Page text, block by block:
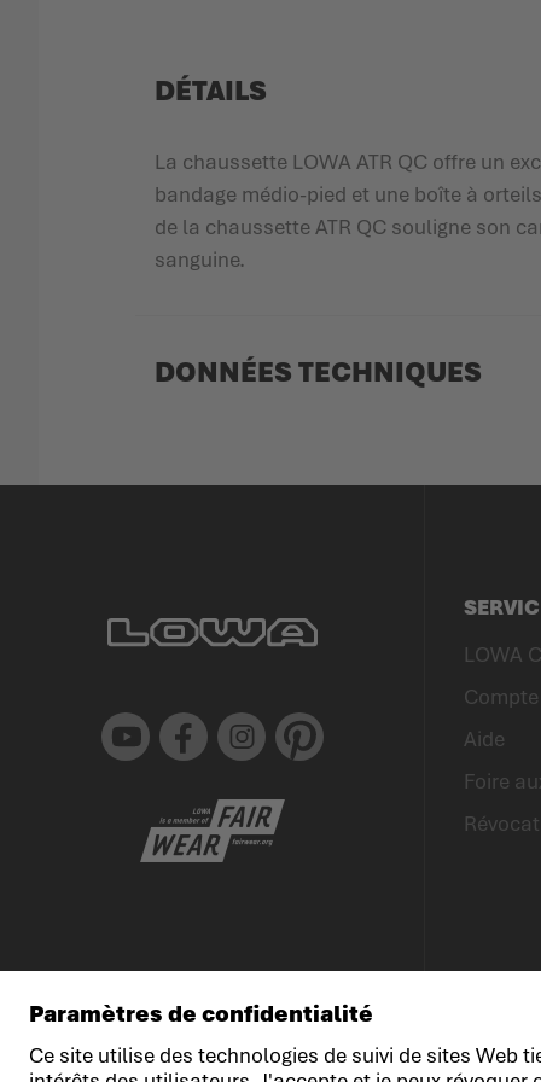
DÉTAILS
La chaussette LOWA ATR QC offre un
bandage médio-pied et une boîte à
de la chaussette ATR QC souligne son
sanguine.
DONNÉES TECHNIQUES
Youtube Facebook Instagram Pinterest
LOWA
Aide
Foire